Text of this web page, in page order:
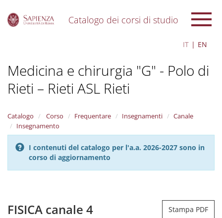
Catalogo dei corsi di studio
IT EN
Medicina e chirurgia "G" - Polo di
Rieti – Rieti ASL Rieti
Catalogo Corso Frequentare Insegnamenti
Canale
Insegnamento
I contenuti del catalogo per l'a.a. 2026-2027 sono in
corso di aggiornamento
FISICA canale 4 Stampa PDF